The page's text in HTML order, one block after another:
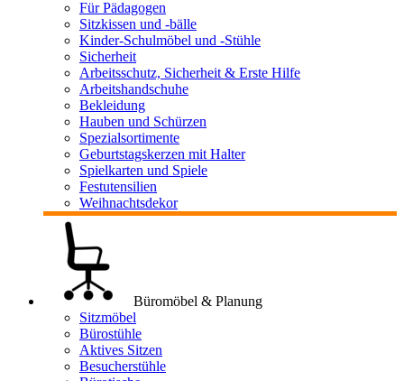
Für Pädagogen
Sitzkissen und -bälle
Kinder-Schulmöbel und -Stühle
Sicherheit
Arbeitsschutz, Sicherheit & Erste Hilfe
Arbeitshandschuhe
Bekleidung
Hauben und Schürzen
Spezialsortimente
Geburtstagskerzen mit Halter
Spielkarten und Spiele
Festutensilien
Weihnachtsdekor
Büromöbel & Planung
Sitzmöbel
Bürostühle
Aktives Sitzen
Besucherstühle